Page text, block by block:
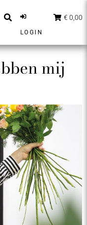
BERICHTEN
SHOP
ABONNEER
LOGIN
€ 0,00
mij